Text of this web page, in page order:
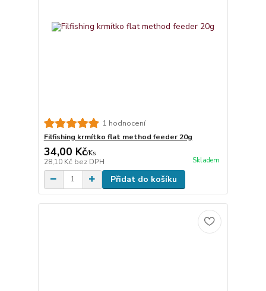
1 hodnocení
Filfishing krmítko flat method feeder 20g
34,00 Kč/Ks
28,10 Kč bez DPH Skladem
Přidat do košíku